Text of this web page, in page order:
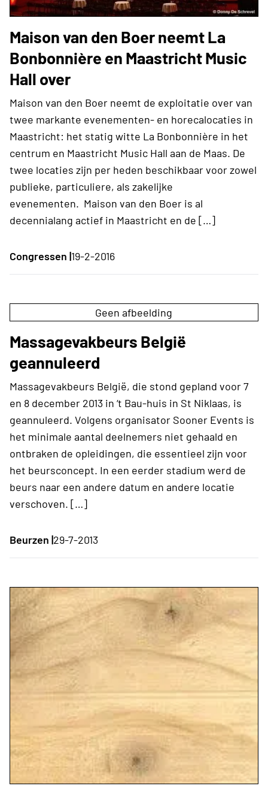
Maison van den Boer neemt La
Bonbonnière en Maastricht Music
Hall over
Maison van den Boer neemt de exploitatie over van
twee markante evenementen- en horecalocaties in
Maastricht: het statig witte La Bonbonnière in het
centrum en Maastricht Music Hall aan de Maas. De
twee locaties zijn per heden beschikbaar voor zowel
publieke, particuliere, als zakelijke
evenementen. Maison van den Boer is al
decennialang actief in Maastricht en de […]
Congressen |19-2-2016
Geen afbeelding
Massagevakbeurs België
geannuleerd
Massagevakbeurs België, die stond gepland voor 7
en 8 december 2013 in ‘t Bau-huis in St Niklaas, is
geannuleerd. Volgens organisator Sooner Events is
het minimale aantal deelnemers niet gehaald en
ontbraken de opleidingen, die essentieel zijn voor
het beursconcept. In een eerder stadium werd de
beurs naar een andere datum en andere locatie
verschoven. […]
Beurzen |29-7-2013